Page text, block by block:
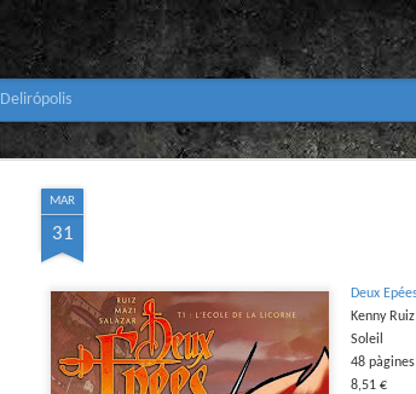
MAR
31
Deux
Kenny Ruiz
Soleil
48 pàgines
8,51 €
Delirópolis